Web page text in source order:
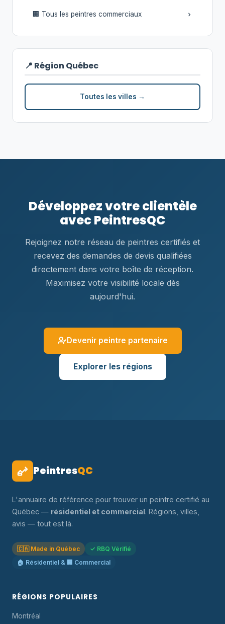
🏢 Tous les peintres commerciaux
📍 Région Québec
Toutes les villes →
Développez votre clientèle
avec PeintresQC
Rejoignez notre réseau de peintres certifiés et
recevez des demandes de devis qualifiées
directement dans votre boîte de réception.
Maximisez votre visibilité locale dès
aujourd'hui.
Devenir peintre partenaire
Explorer les régions
PeintresQC
L'annuaire de référence pour trouver un peintre certifié au
Québec — résidentiel et commercial. Régions, villes,
avis — tout est là.
🇨🇦 Made in Québec
✓ RBQ Vérifié
🏠 Résidentiel & 🏢 Commercial
RÉGIONS POPULAIRES
Montréal